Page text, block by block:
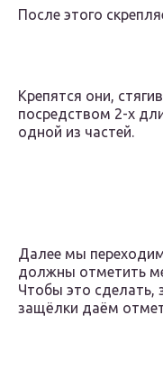
После этого
Крепятся они,
посредством 2-х
одной из частей.
Далее мы
должны отметить
Чтобы это сделать,
защёлки даём